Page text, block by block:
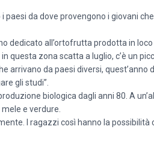
paesi da dove provengono i giovani
dedicato all’ortofrutta prodotta in
questa zona scatta a luglio, c’è un
da paesi diversi, quest’anno
gli studi”.
biologica dagli anni 80. A
e verdure.
I ragazzi così hanno la possibilità